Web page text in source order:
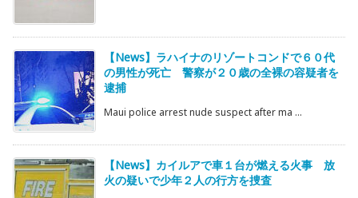
【News】ラハイナのリゾートコンドで６０代
の男性が死亡 警察が２０歳の全裸の容疑者を
逮捕
Maui police arrest nude suspect after ma ...
【News】カイルアで車１台が燃える火事 放
火の疑いで少年２人の行方を捜査